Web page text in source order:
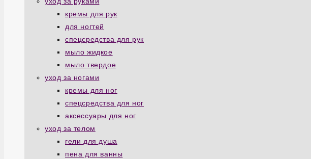
кремы для рук
для ногтей
спецсредства для рук
мыло жидкое
мыло твердое
уход за ногами
кремы для ног
спецсредства для ног
аксессуары для ног
уход за телом
гели для душа
пена для ванны